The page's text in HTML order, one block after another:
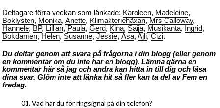
Deltagare förra veckan som länkade: Karoleen, Madeleine,
Boklysten, Monika, Anette, Klimakteriehäxan, Mrs Calloway,
Hannele, BP, Lillian, Paula, Gerd, Kina, Saija, Musikanta, Ingrid,
Bokdamen, Helen, Susanne, Jessie, Åsa, Ajli, Cizi.
Du deltar genom att svara på frågorna i din blogg (eller genom
en kommentar om du inte har en blogg). Lämna gärna en
kommentar här så jag och andra kan hitta in till dig och läsa
dina svar. Glöm inte att länka hit så fler kan ta del av Fem en
fredag.
Vad har du för ringsignal på din telefon?